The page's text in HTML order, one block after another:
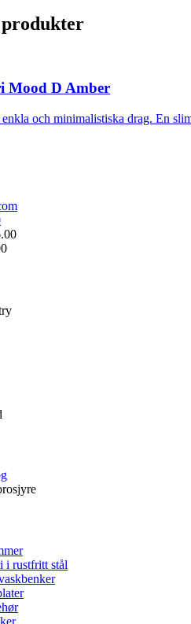
Mood D Amber
och minimalistiska drag. En
i rustfritt stål